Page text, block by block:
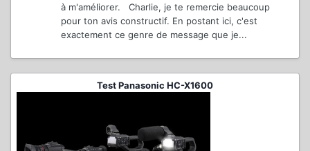
à m'améliorer. Charlie, je te remercie beaucoup
pour ton avis constructif. En postant ici, c'est
exactement ce genre de message que je...
Test Panasonic HC-X1600